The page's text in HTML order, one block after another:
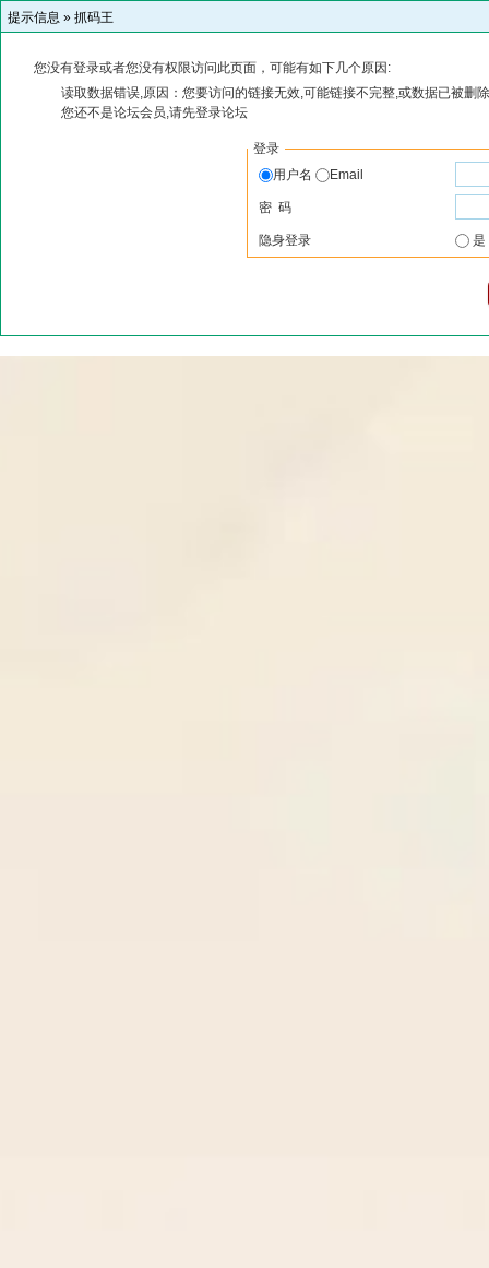
提示信息 » 抓码王
您没有登录或者您没有权限访问此页面，可能有如下几个原因:
读取数据错误,原因：您要访问的链接无效,可能链接不完整,或数据已被删
您还不是论坛会员,请先登录论坛
登录
用户名
Email
密 码
隐身登录